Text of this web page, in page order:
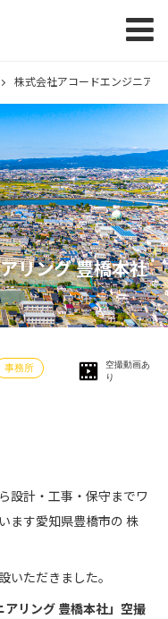
株式会社アコードエンジニアリ
リング 豊橋本社
事務所
空撮動画あ
り
設計・工事・保守までワ
ます愛知県豊橋市の 株
いただきました。
リング 豊橋本社」空撮